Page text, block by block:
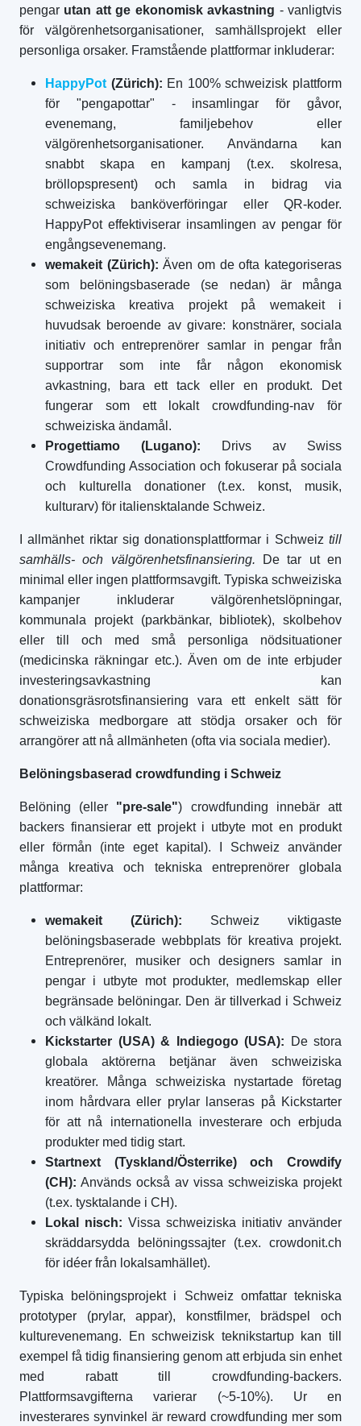
pengar utan att ge ekonomisk avkastning - vanligtvis
för välgörenhetsorganisationer, samhällsprojekt eller
personliga orsaker. Framstående plattformar inkluderar:
HappyPot (Zürich): En 100% schweizisk plattform
för "pengapottar" - insamlingar för gåvor,
evenemang, familjebehov eller
välgörenhetsorganisationer. Användarna kan
snabbt skapa en kampanj (t.ex. skolresa,
bröllopspresent) och samla in bidrag via
schweiziska banköverföringar eller QR-koder.
HappyPot effektiviserar insamlingen av pengar för
engångsevenemang.
wemakeit (Zürich): Även om de ofta kategoriseras
som belöningsbaserade (se nedan) är många
schweiziska kreativa projekt på wemakeit i
huvudsak beroende av givare: konstnärer, sociala
initiativ och entreprenörer samlar in pengar från
supportrar som inte får någon ekonomisk
avkastning, bara ett tack eller en produkt. Det
fungerar som ett lokalt crowdfunding-nav för
schweiziska ändamål.
Progettiamo (Lugano): Drivs av Swiss
Crowdfunding Association och fokuserar på sociala
och kulturella donationer (t.ex. konst, musik,
kulturarv) för italiensktalande Schweiz.
I allmänhet riktar sig donationsplattformar i Schweiz till
samhälls- och välgörenhetsfinansiering. De tar ut en
minimal eller ingen plattformsavgift. Typiska schweiziska
kampanjer inkluderar välgörenhetslöpningar,
kommunala projekt (parkbänkar, bibliotek), skolbehov
eller till och med små personliga nödsituationer
(medicinska räkningar etc.). Även om de inte erbjuder
investeringsavkastning kan
donationsgräsrotsfinansiering vara ett enkelt sätt för
schweiziska medborgare att stödja orsaker och för
arrangörer att nå allmänheten (ofta via sociala medier).
Belöningsbaserad crowdfunding i Schweiz
Belöning (eller "pre-sale") crowdfunding innebär att
backers finansierar ett projekt i utbyte mot en produkt
eller förmån (inte eget kapital). I Schweiz använder
många kreativa och tekniska entreprenörer globala
plattformar:
wemakeit (Zürich): Schweiz viktigaste
belöningsbaserade webbplats för kreativa projekt.
Entreprenörer, musiker och designers samlar in
pengar i utbyte mot produkter, medlemskap eller
begränsade belöningar. Den är tillverkad i Schweiz
och välkänd lokalt.
Kickstarter (USA) & Indiegogo (USA): De stora
globala aktörerna betjänar även schweiziska
kreatörer. Många schweiziska nystartade företag
inom hårdvara eller prylar lanseras på Kickstarter
för att nå internationella investerare och erbjuda
produkter med tidig start.
Startnext (Tyskland/Österrike) och Crowdify
(CH): Används också av vissa schweiziska projekt
(t.ex. tysktalande i CH).
Lokal nisch: Vissa schweiziska initiativ använder
skräddarsydda belöningssajter (t.ex. crowdonit.ch
för idéer från lokalsamhället).
Typiska belöningsprojekt i Schweiz omfattar tekniska
prototyper (prylar, appar), konstfilmer, brädspel och
kulturevenemang. En schweizisk teknikstartup kan till
exempel få tidig finansiering genom att erbjuda sin enhet
med rabatt till crowdfunding-backers.
Plattformsavgifterna varierar (~5-10%). Ur en
investerares synvinkel är reward crowdfunding mer som